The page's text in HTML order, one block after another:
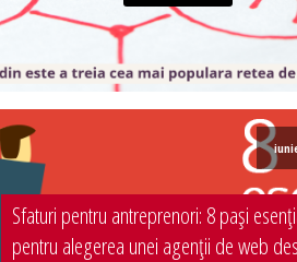
Sfaturi pentru antreprenori: 8 pași
pentru alegerea unei agenții de web